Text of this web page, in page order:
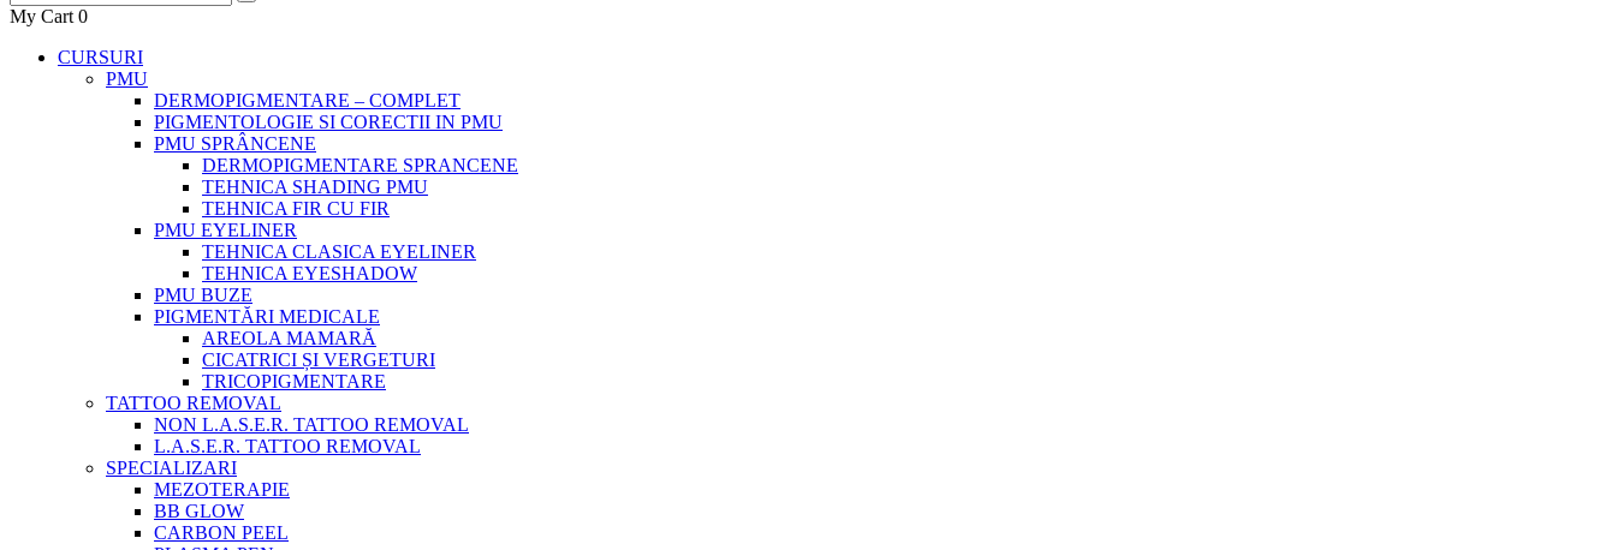
My Cart 0
CURSURI
PMU
DERMOPIGMENTARE – COMPLET
PIGMENTOLOGIE SI CORECTII IN PMU
PMU SPRÂNCENE
DERMOPIGMENTARE SPRANCENE
TEHNICA SHADING PMU
TEHNICA FIR CU FIR
PMU EYELINER
TEHNICA CLASICA EYELINER
TEHNICA EYESHADOW
PMU BUZE
PIGMENTĂRI MEDICALE
AREOLA MAMARĂ
CICATRICI ȘI VERGETURI
TRICOPIGMENTARE
TATTOO REMOVAL
NON L.A.S.E.R. TATTOO REMOVAL
L.A.S.E.R. TATTOO REMOVAL
SPECIALIZARI
MEZOTERAPIE
BB GLOW
CARBON PEEL